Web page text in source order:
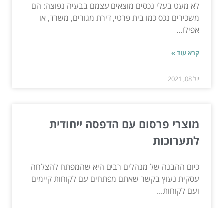
לא מעט בעלי נכסים מוצאים עצמם בבעיה נפוצה: הם
משכירים נכס כמו בית פרטי, דירת מגורים, משרד, או
אפילו...
קרא עוד »
יול 08, 2021
מוצרי פרסום עם הדפסה ייחודית
לתערוכות
כיום ההבנה של מנהלים רבים היא שהמפתח להצלחה
עסקית נעוץ בקשר שאתם מפתחים עם לקוחות קיימים
ועם לקוחות...